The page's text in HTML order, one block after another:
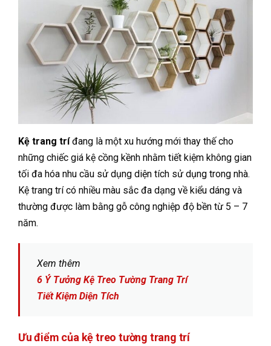
Kệ trang tríđang là một xu hướng mới thay thế cho
những chiếc giá kệ cồng kềnh nhằm tiết kiệm không gian
tối đa hóa nhu cầu sử dụng diện tích sử dụng trong nhà.
Kệ trang trí có nhiều màu sắc đa dạng về kiểu dáng và
thường được làm bằng gỗ công nghiệp độ bền từ 5 – 7
năm.
Xem thêm
6 Ý Tưởng Kệ Treo Tường Trang Trí
Tiết Kiệm Diện Tích
Ưu điểm của kệ treo tường trang trí